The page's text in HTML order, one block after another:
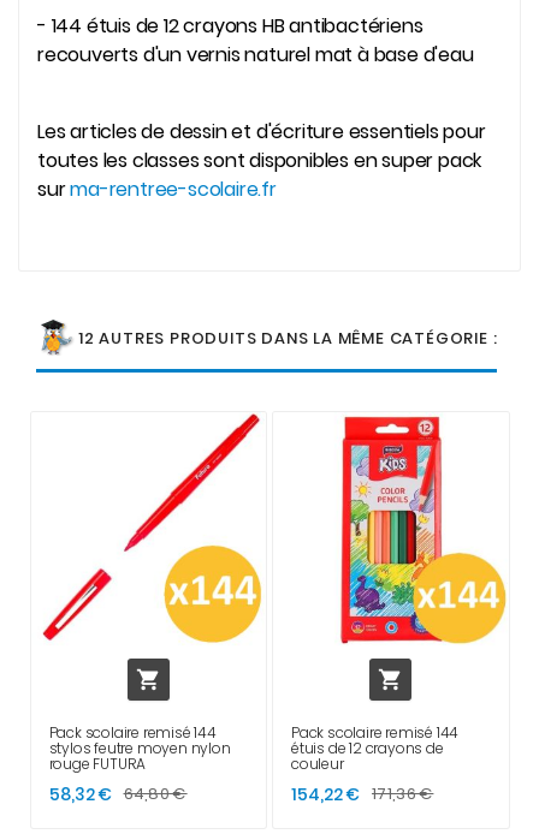
- 144 étuis de 12 crayons HB antibactériens
recouverts d'un vernis naturel mat à base d'eau
Les articles de dessin et d'écriture essentiels pour
toutes les classes sont disponibles en super pack
surma-rentree-scolaire.fr
12 AUTRES PRODUITS DANS LA MÊME CATÉGORIE :

Pack scolaire remisé 144
stylos feutre moyen nylon
rouge FUTURA
58,32 € 64,80 €

Pack scolaire remisé 144
étuis de 12 crayons de
couleur
154,22 € 171,36 €